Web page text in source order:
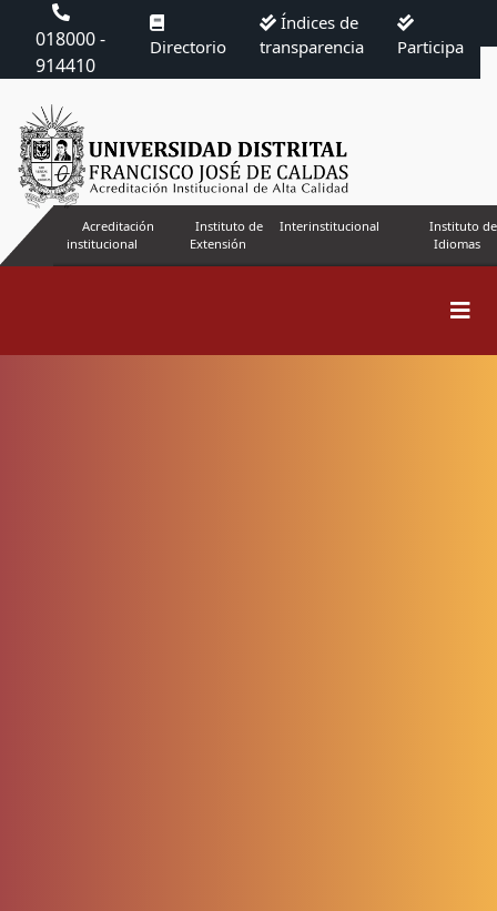
018000 -
914410
Directorio
Índices de
transparencia
Participa
Acreditación
institucional
Instituto de
Extensión
Interinstitucional
Instituto de
Idiomas